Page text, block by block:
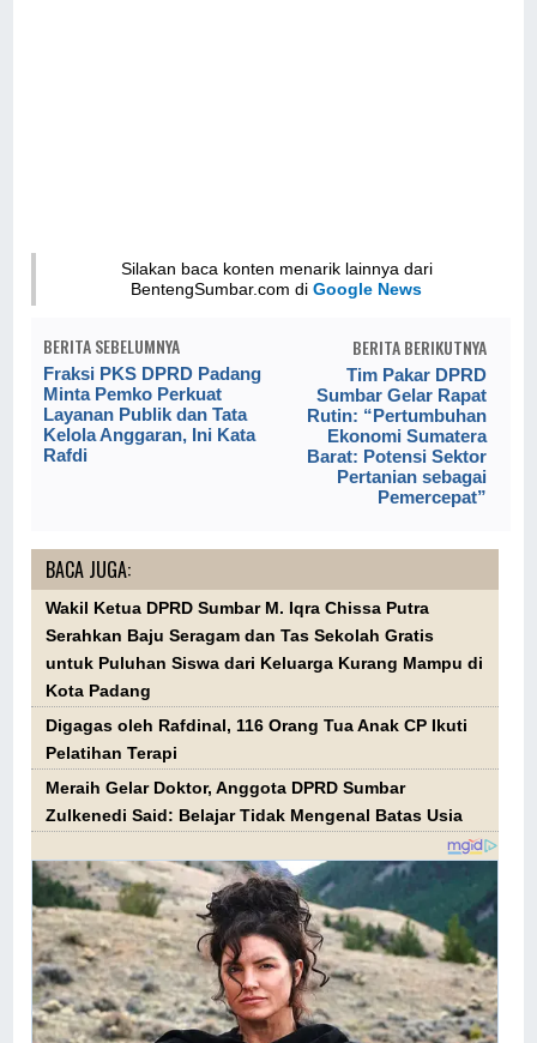
Silakan baca konten menarik lainnya dari
BentengSumbar.com diGoogle News
BERITA SEBELUMNYA
Fraksi PKS DPRD Padang
Minta Pemko Perkuat
Layanan Publik dan Tata
Kelola Anggaran, Ini Kata
Rafdi
BERITA BERIKUTNYA
Tim Pakar DPRD
Sumbar Gelar Rapat
Rutin: “Pertumbuhan
Ekonomi Sumatera
Barat: Potensi Sektor
Pertanian sebagai
Pemercepat”
BACA JUGA:
Wakil Ketua DPRD Sumbar M. Iqra Chissa Putra
Serahkan Baju Seragam dan Tas Sekolah Gratis
untuk Puluhan Siswa dari Keluarga Kurang Mampu di
Kota Padang
Digagas oleh Rafdinal, 116 Orang Tua Anak CP Ikuti
Pelatihan Terapi
Meraih Gelar Doktor, Anggota DPRD Sumbar
Zulkenedi Said: Belajar Tidak Mengenal Batas Usia